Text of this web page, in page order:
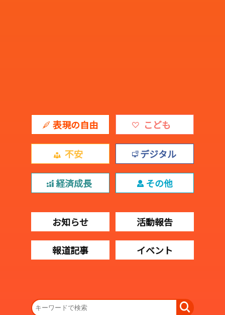
表現の自由 こども
不安 デジタル
経済成長 その他
お知らせ 活動報告
報道記事 イベント